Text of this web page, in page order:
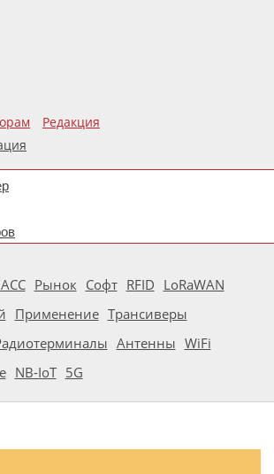
Редакция
Рынок Софт RFID LoRaWAN
Применение Трансиверы
Антенны WiFi
NB-IoT 5G